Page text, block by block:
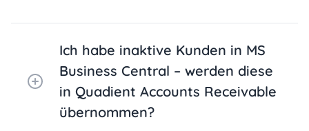
Ich habe inaktive Kunden in MS
Business Central – werden diese
in Quadient Accounts Receivable
übernommen?